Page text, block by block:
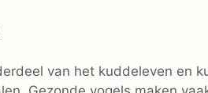
van het kuddeleven en